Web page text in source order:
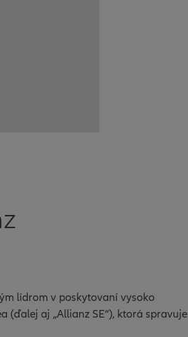
lídrom v poskytovaní vysoko
(ďalej aj „Allianz SE“), ktorá spravuje